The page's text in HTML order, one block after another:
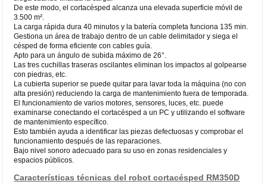
De este modo, el cortacésped alcanza una elevada superficie móvil de
3.500 m².
La carga rápida dura 40 minutos y la batería completa funciona 135 min.
Gestiona un área de trabajo dentro de un cable delimitador y siega el
césped de forma eficiente con cables guía.
Apto para un ángulo de subida máximo de 26°.
Las tres cuchillas traseras oscilantes eliminan los impactos al golpearse
con piedras, etc.
La cubierta superior se puede quitar para lavar toda la máquina (no con
alta presión) reduciendo la carga de mantenimiento fuera de temporada.
El funcionamiento de varios motores, sensores, luces, etc. puede
examinarse conectando el cortacésped a un PC y utilizando el software
de mantenimiento específico.
Esto también ayuda a identificar las piezas defectuosas y comprobar el
funcionamiento después de las reparaciones.
Bajo nivel sonoro adecuado para su uso en zonas residenciales y
espacios públicos.
Características técnicas del robot cortacésped RM350D